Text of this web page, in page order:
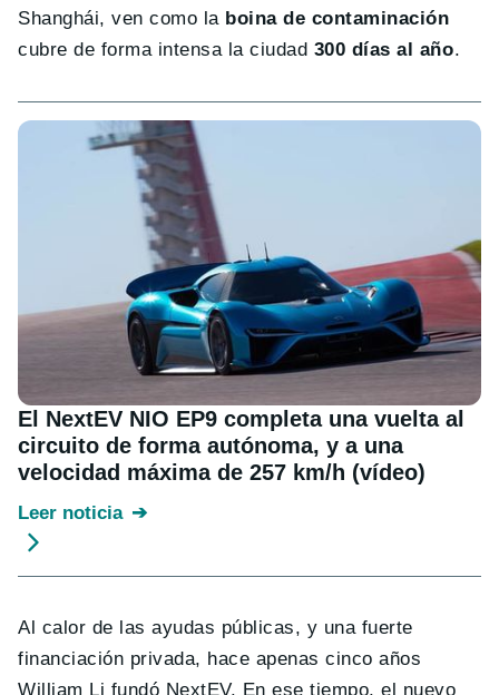
Shanghái, ven como laboina de contaminación
cubre de forma intensa la ciudad 300 días al año.
El NextEV NIO EP9 completa una vuelta al
circuito de forma autónoma, y a una
velocidad máxima de 257 km/h (vídeo)
Leer noticia
Al calor de las ayudas públicas, y una fuerte
financiación privada, hace apenas cinco años
William Li fundó NextEV. En ese tiempo, el nuevo